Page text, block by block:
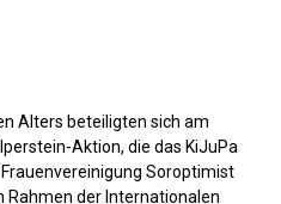
Alters beteiligten sich am
Aktion, die das KiJuPa
Soroptimist
Rahmen der Internationalen